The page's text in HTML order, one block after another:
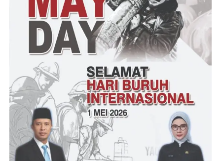
Brigjen TNI Tatang Subarna mengatakan dalam arahannya
Presiden RI Joko Widodo menyampaikan mengenai pentingnya
visi yang sama antara TNI dan Polri. Terlebih mengenai
pembagian tugas dan wilayah dalam menghadapi berbagai
situasi serta tantangan
” Saya dan pak Kapolda Banten siap untuk melaksanakan
arahan bapak Presiden ” tegas Danrem